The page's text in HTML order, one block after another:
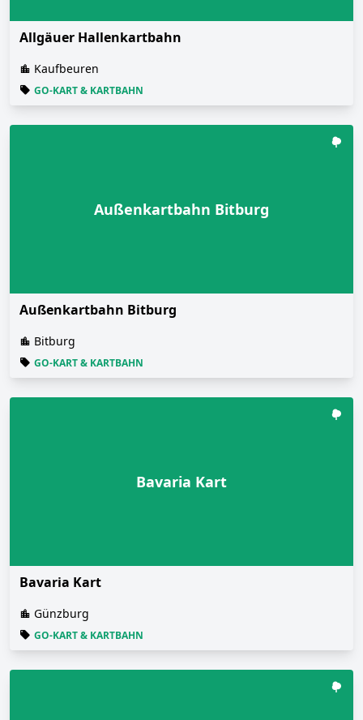
Allgäuer Hallenkartbahn
Kaufbeuren
GO-KART & KARTBAHN
Außenkartbahn Bitburg
Außenkartbahn Bitburg
Bitburg
GO-KART & KARTBAHN
Bavaria Kart
Bavaria Kart
Günzburg
GO-KART & KARTBAHN